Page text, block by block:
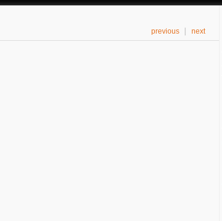
previous next